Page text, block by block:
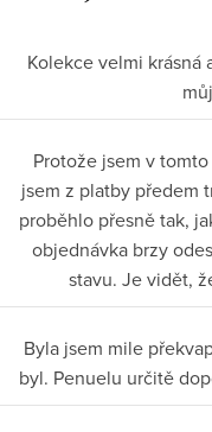
Kolekce velmi
Protože jsem v
jsem z platby předem
proběhlo přesně tak,
objednávka brzy
stavu. Je vidět,
Byla jsem mile
byl. Penuelu určitě